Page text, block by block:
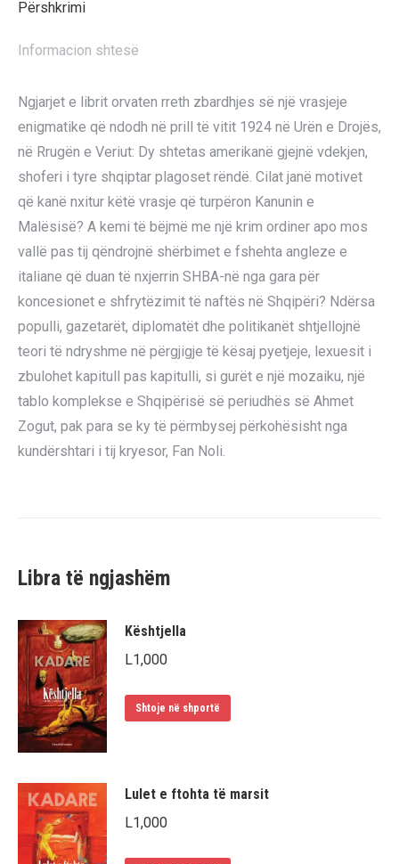
Përshkrimi
Informacion shtesë
Ngjarjet e librit orvaten rreth zbardhjes së një vrasjeje
enigmatike që ndodh në prill të vitit 1924 në Urën e Drojës,
në Rrugën e Veriut: Dy shtetas amerikanë gjejnë vdekjen,
shoferi i tyre shqiptar plagoset rëndë. Cilat janë motivet
që kanë nxitur këtë vrasje që turpëron Kanunin e
Malësisë? A kemi të bëjmë me një krim ordiner apo mos
vallë pas tij qëndrojnë shërbimet e fshehta angleze e
italiane që duan të nxjerrin SHBA-në nga gara për
koncesionet e shfrytëzimit të naftës në Shqipëri? Ndërsa
populli, gazetarët, diplomatët dhe politikanët shtjellojnë
teori të ndryshme në përgjigje të kësaj pyetjeje, lexuesit i
zbulohet kapitull pas kapitulli, si gurët e një mozaiku, një
tablo komplekse e Shqipërisë së periudhës së Ahmet
Zogut, pak para se ky të përmbysej përkohësisht nga
kundërshtari i tij kryesor, Fan Noli.
Libra të ngjashëm
Kështjella
L1,000
Shtoje në shportë
Lulet e ftohta të marsit
L1,000